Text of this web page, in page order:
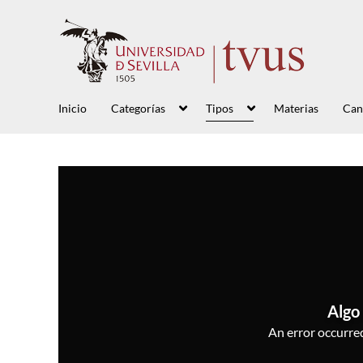
Inicio Categorías Tipos Materias
Algo
An error